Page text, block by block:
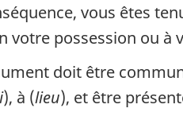
vous êtes
votre possession ou à
doit être
), à (lieu), et être